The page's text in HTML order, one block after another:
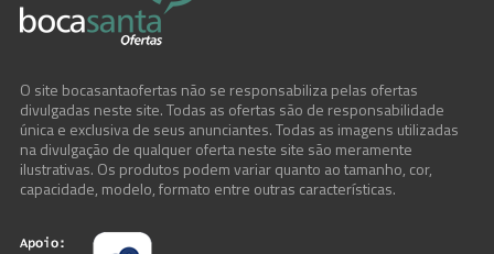
O site bocasantaofertas não se responsabiliza pelas ofertas
divulgadas neste site. Todas as ofertas são de responsabilidade
única e exclusiva de seus anunciantes. Todas as imagens utilizadas
na divulgação de qualquer oferta neste site são meramente
ilustrativas. Os produtos podem variar quanto ao tamanho, cor,
capacidade, modelo, formato entre outras características.